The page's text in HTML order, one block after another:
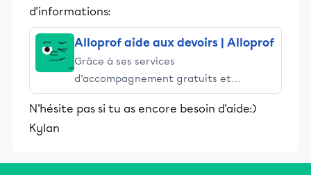
d'informations:
Alloprof aide aux devoirs | Alloprof
Grâce à ses services
d’accompagnement gratuits et
stimulants, Alloprof engage les élèves
et leurs parents dans la réussite
N'hésite pas si tu as encore besoin d'aide:)
Kylan